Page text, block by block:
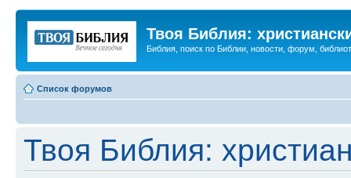
Твоя Библия:
Библия, поиск по Библии, новости, форум,
Список форумов
Твоя Библия: